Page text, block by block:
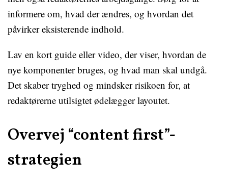
informere om, hvad der ændres, og hvordan det
påvirker eksisterende indhold.
Lav en kort guide eller video, der viser, hvordan de
nye komponenter bruges, og hvad man skal undgå.
Det skaber tryghed og mindsker risikoen for, at
redaktørerne utilsigtet ødelægger layoutet.
Overvej “content first”-
strategien